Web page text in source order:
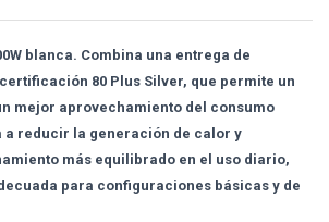
blanca. Combina una entrega de
80 Plus Silver, que permite un
mejor aprovechamiento del consumo
a reducir la generación de calor y
más equilibrado en el uso diario,
para configuraciones básicas y de